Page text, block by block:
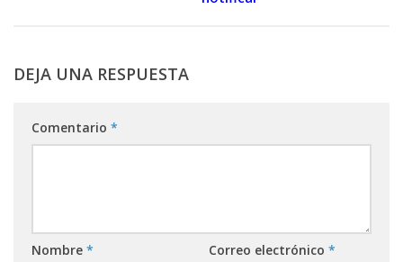
DEJA UNA RESPUESTA
Comentario *
Nombre * Correo electrónico *